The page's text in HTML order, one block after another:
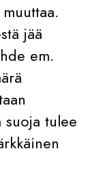
jää
em.
suoja tulee